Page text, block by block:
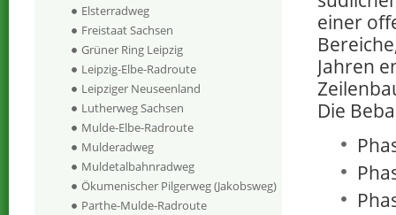
einer
Jahren
Die
Elsterradweg
Freistaat Sachsen
Grüner Ring Leipzig
Leipzig-Elbe-Radroute
Leipziger Neuseenland
Lutherweg Sachsen
Mulde-Elbe-Radroute
Mulderadweg
Muldetalbahnradweg
Ökumenischer Pilgerweg (Jakobsweg)
Parthe-Mulde-Radroute